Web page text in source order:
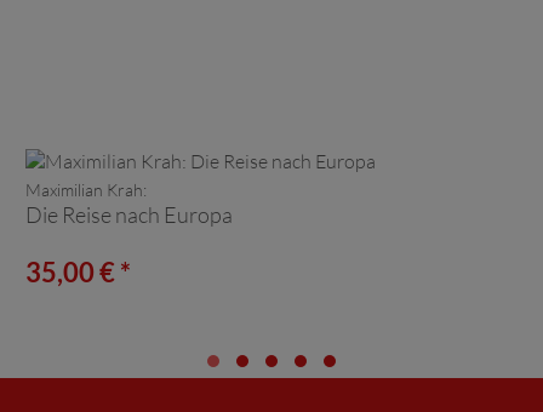
Maximilian Krah:
Die Reise nach Europa
35,00 € *